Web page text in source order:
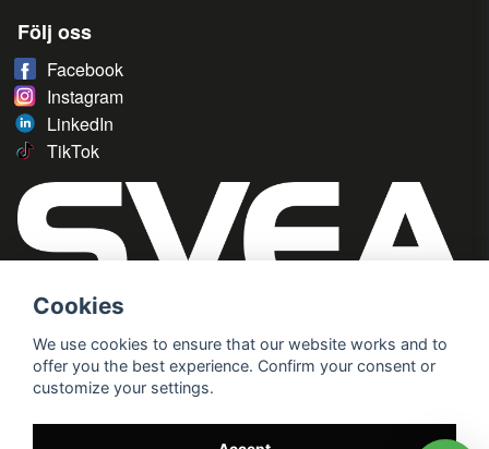
Följ oss
Facebook
Instagram
LinkedIn
TikTok
Cookies
We use cookies to ensure that our website works and to
offer you the best experience. Confirm your consent or
customize your settings.